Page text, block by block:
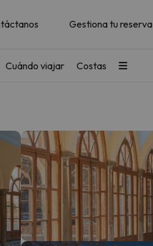
Gestiona tu reserva
Cuándo viajar Costas